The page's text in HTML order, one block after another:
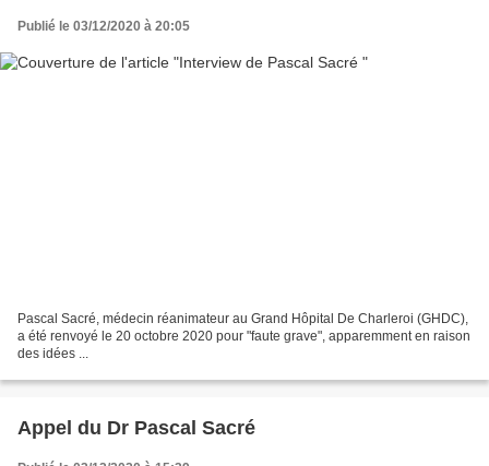
Publié le 03/12/2020 à 20:05
Pascal Sacré, médecin réanimateur au Grand Hôpital De Charleroi (GHDC),
a été renvoyé le 20 octobre 2020 pour "faute grave", apparemment en raison
des idées ...
Appel du Dr Pascal Sacré